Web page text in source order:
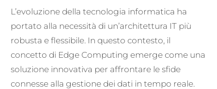
L’evoluzione della tecnologia informatica ha
portato alla necessità di un’architettura IT più
robusta e flessibile. In questo contesto, il
concetto di Edge Computing emerge come una
soluzione innovativa per affrontare le sfide
connesse alla gestione dei dati in tempo reale.